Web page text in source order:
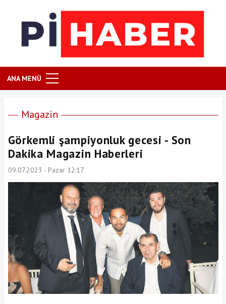
ANA MENÜ
Magazin
Görkemli şampiyonluk gecesi - Son
Dakika Magazin Haberleri
09.07.2023 - Pazar 12:17